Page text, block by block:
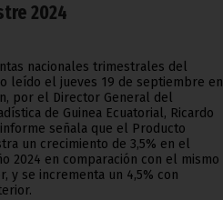
2024
nacionales trimestrales del
leído el jueves 19 de septiembre en
por el Director General del
de Guinea Ecuatorial, Ricardo
señala que el Producto
un crecimiento de 3,5% en el
2024 en comparación con el mismo
y se incrementa un 4,5% con